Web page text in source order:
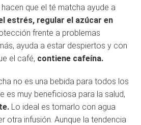
que el té matcha ayude a
estrés, regular el azúcar en
frente a problemas
ayuda a estar despiertos y con
el café, contiene cafeína.
no es una bebida para todos los
es muy beneficiosa para la salud,
Lo ideal es tomarlo con agua
otra infusión. Aunque la tendencia